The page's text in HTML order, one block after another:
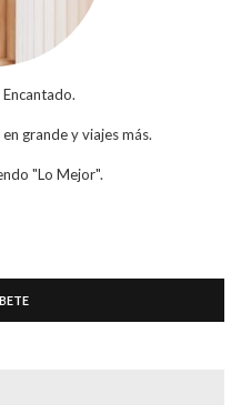
grande y viajes más.
"Lo Mejor".